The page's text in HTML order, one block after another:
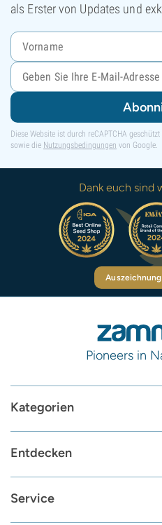
als Erster von Updates und
Diese Website ist durch reCAPTCHA
sowie die Nutzungsbedingungen von Google.
Dank euch sind
Pioneers in
Kategorien
Entdecken
Service